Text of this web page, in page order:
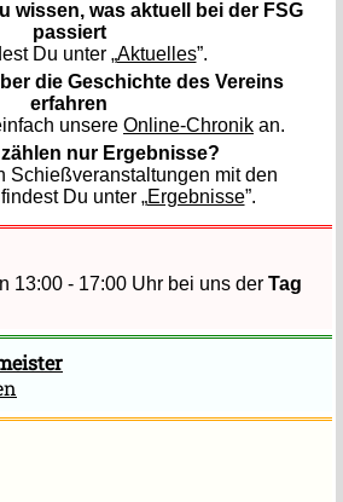
wissen, was aktuell bei der FSG
passiert
Du unter „Aktuelles”.
die Geschichte des Vereins
erfahren
unsere Online-Chronik an.
nur Ergebnisse?
Schießveranstaltungen mit den
Du unter „Ergebnisse”.
13:00 - 17:00 Uhr bei uns der Tag